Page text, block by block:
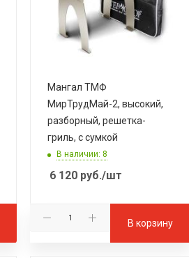
Мангал ТМФ
МирТрудМай-2, высокий,
разборный, решетка-
гриль, с сумкой
В наличии: 8
6 120 руб./шт
В корзину